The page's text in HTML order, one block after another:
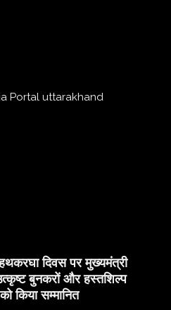
Portal uttarakhand
हथकरघा दिवस पर मुख्यमंत्री
बुनकरों और हस्तशिल्प
किया सम्मानित